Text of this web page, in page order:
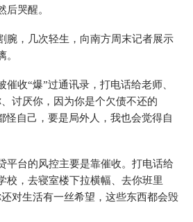
后哭醒。
腕，几次轻生，向南方周末记者展示
。
催收“爆”过通讯录，打电话给老师、
讨厌你，因为你是个欠债不还的
怪自己，要是局外人，我也会觉得自
平台的风控主要是靠催收。打电话给
校，去寝室楼下拉横幅、去你班里
对生活有一丝希望，这些东西都会毁